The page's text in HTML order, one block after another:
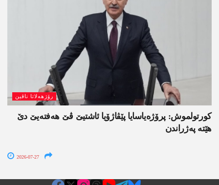
رۆژھەلاتا ناڤین
کورتولموش: پرۆژەیاسایا پێڤاژۆیا ئاشتیێ ڤێ ھەفتەیێ دێ
هێتە پەژراندن
2026-07-27